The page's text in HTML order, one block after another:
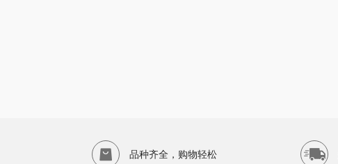
品种齐全，购物轻松